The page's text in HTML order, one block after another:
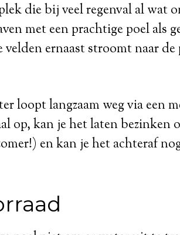
die bij veel regenval al wat
met een prachtige poel als
velden ernaast stroomt naar
loopt langzaam weg via een
op, kan je het laten bezinken
en kan je het achteraf